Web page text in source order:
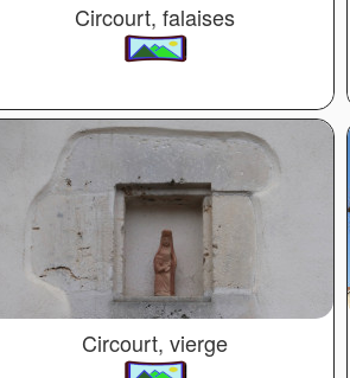
Circourt, falaises
Circourt, vierge